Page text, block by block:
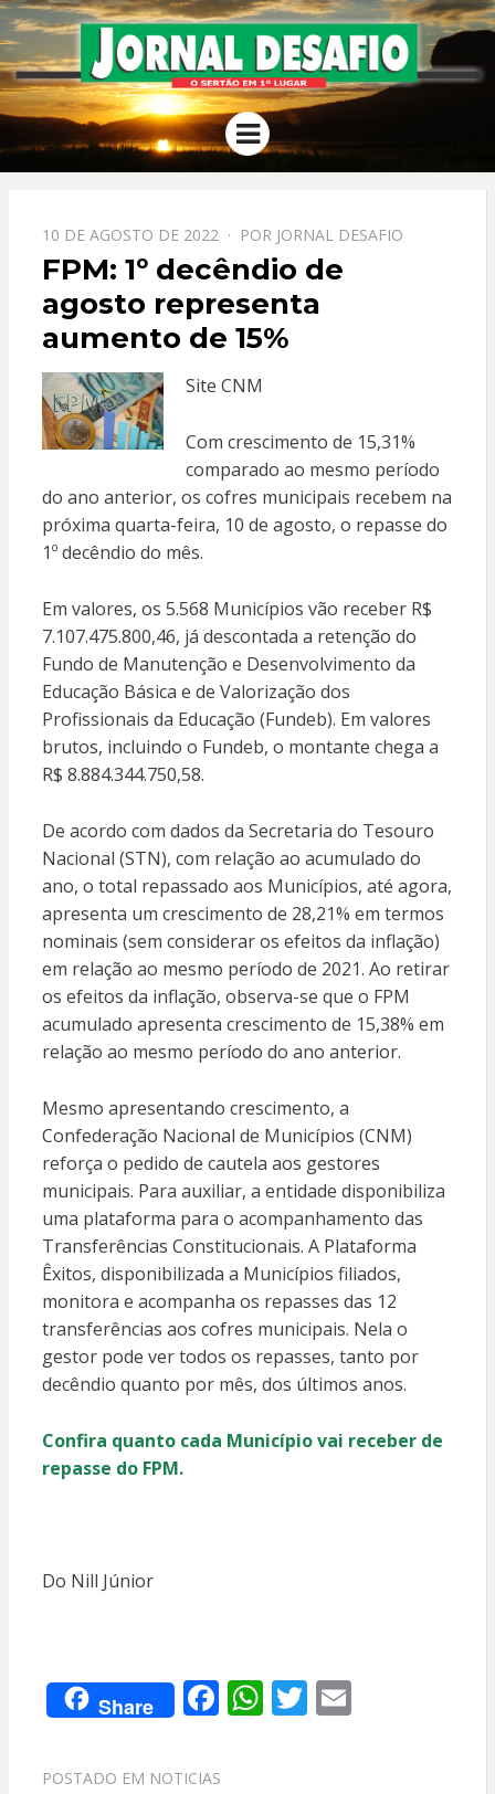
JORNAL
DESAFIO
O Sertão em 1º Lugar
Menu
PPOSTADO
EM
10 DE AGOSTO DE 2022 POR JORNAL DESAFIO
FPM: 1º decêndio de
agosto representa
aumento de 15%
Site CNM
Com crescimento de 15,31%
comparado ao mesmo período
do ano anterior, os cofres municipais recebem na
próxima quarta-feira, 10 de agosto, o repasse do
1º decêndio do mês.
Em valores, os 5.568 Municípios vão receber R$
7.107.475.800,46, já descontada a retenção do
Fundo de Manutenção e Desenvolvimento da
Educação Básica e de Valorização dos
Profissionais da Educação (Fundeb). Em valores
brutos, incluindo o Fundeb, o montante chega a
R$ 8.884.344.750,58.
De acordo com dados da Secretaria do Tesouro
Nacional (STN), com relação ao acumulado do
ano, o total repassado aos Municípios, até agora,
apresenta um crescimento de 28,21% em termos
nominais (sem considerar os efeitos da inflação)
em relação ao mesmo período de 2021. Ao retirar
os efeitos da inflação, observa-se que o FPM
acumulado apresenta crescimento de 15,38% em
relação ao mesmo período do ano anterior.
Mesmo apresentando crescimento, a
Confederação Nacional de Municípios (CNM)
reforça o pedido de cautela aos gestores
municipais. Para auxiliar, a entidade disponibiliza
uma plataforma para o acompanhamento das
Transferências Constitucionais. A Plataforma
Êxitos, disponibilizada a Municípios filiados,
monitora e acompanha os repasses das 12
transferências aos cofres municipais. Nela o
gestor pode ver todos os repasses, tanto por
decêndio quanto por mês, dos últimos anos.
Confira quanto cada Município vai receber de
repasse do FPM.
Do Nill Júnior
Share F
e
W T E
POSTADO EM NOTICIAS